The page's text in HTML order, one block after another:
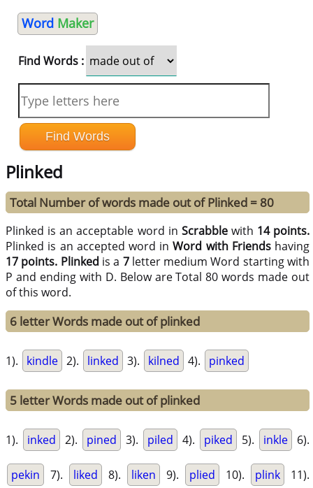
Word Maker
Find Words :
Plinked
Total Number of words made out of Plinked = 80
Plinked is an acceptable word in Scrabblewith 14 points.
Plinked is an accepted word inWord with Friendshaving
17 points. Plinked is a 7letter medium Word starting with
P and ending with D. Below are Total 80 words made out
of this word.
6 letter Words made out of plinked
1). kindle 2). linked 3). kilned 4). pinked
5 letter Words made out of plinked
1). inked 2). pined 3). piled 4). piked 5). inkle 6).
pekin 7). liked 8). liken 9). plied 10). plink 11).